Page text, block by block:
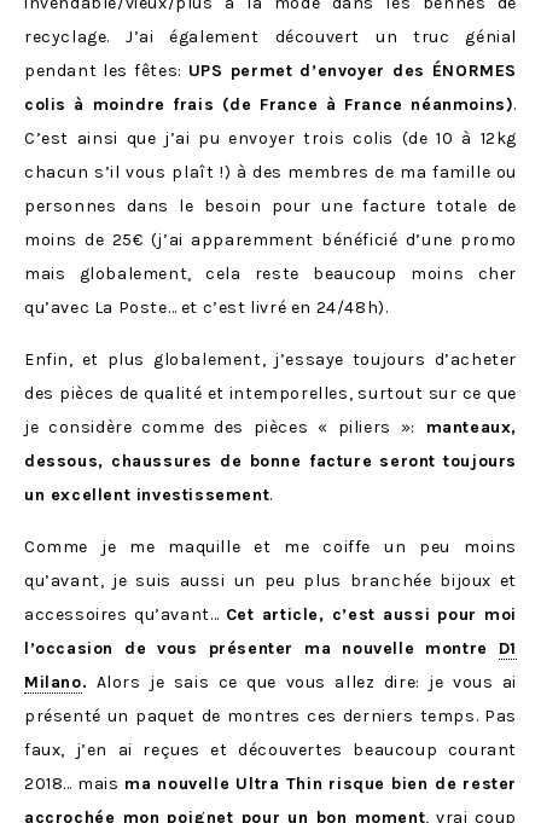
recyclage. J’ai également découvert un truc génial
pendant les fêtes: UPS permet d’envoyer des ÉNORMES
colis à moindre frais (de France à France néanmoins).
C’est ainsi que j’ai pu envoyer trois colis (de 10 à 12kg
chacun s’il vous plaît !) à des membres de ma famille ou
personnes dans le besoin pour une facture totale de
moins de 25€ (j’ai apparemment bénéficié d’une promo
mais globalement, cela reste beaucoup moins cher
qu’avec La Poste… et c’est livré en 24/48h).
Enfin, et plus globalement, j’essaye toujours d’acheter
des pièces de qualité et intemporelles, surtout sur ce que
je considère comme des pièces « piliers »:
manteaux,
dessous, chaussures de bonne facture seront toujours
un excellent investissement.
Comme je me maquille et me coiffe un peu moins
qu’avant, je suis aussi un peu plus branchée bijoux et
accessoires qu’avant… Cet article, c’est aussi pour moi
l’occasion de vous présenter ma nouvelle montre D1
Milano. Alors je sais ce que vous allez dire: je vous ai
présenté un paquet de montres ces derniers temps. Pas
faux, j’en ai reçues et découvertes beaucoup courant
2018… mais ma nouvelle Ultra Thin risque bien de rester
accrochée mon poignet pour un bon moment, vrai coup